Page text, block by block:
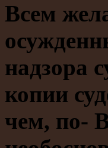
Всем
надзора
копии
чем, по-